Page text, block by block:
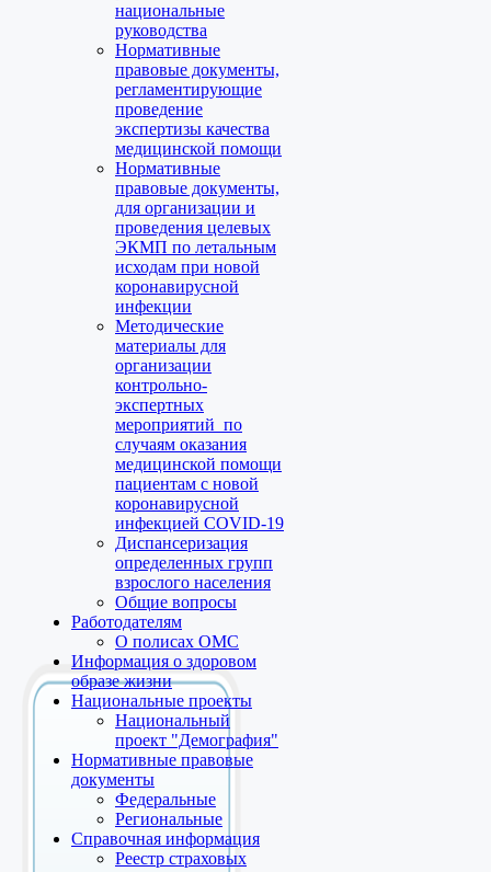
национальные
руководства
Нормативные
правовые документы,
регламентирующие
проведение
экспертизы качества
медицинской помощи
Нормативные
правовые документы,
для организации и
проведения целевых
ЭКМП по летальным
исходам при новой
коронавирусной
инфекции
Методические
материалы для
организации
контрольно-
экспертных
мероприятий по
случаям оказания
медицинской помощи
пациентам с новой
коронавирусной
инфекцией COVID-19
Диспансеризация
определенных групп
взрослого населения
Общие вопросы
Работодателям
О полисах ОМС
Информация о здоровом
образе жизни
Национальные проекты
Национальный
проект "Демография"
Нормативные правовые
документы
Федеральные
Региональные
Справочная информация
Реестр страховых